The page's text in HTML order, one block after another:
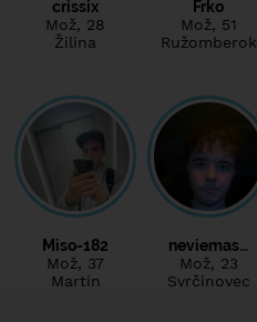
crissix
Mož, 28
Žilina
Frko
Mož, 51
Ružomberok
Miso-182
Mož, 37
Martin
neviemas…
Mož, 23
Svrčinovec